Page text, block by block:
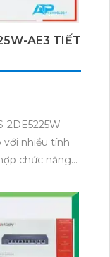
AE3 TIẾT
2DE5225W-
với nhiều tính
chức năng
bị công nghệ
dung
Nhờ công
thể thu hình